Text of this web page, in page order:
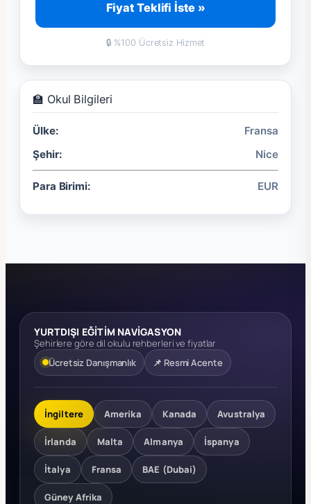
Fiyat Teklifi İste »
🔒 %100 Ücretsiz Hizmet
🏫 Okul Bilgileri
Ülke:
Fransa
Şehir:
Nice
Para Birimi: EUR
YURTDIŞI EĞİTİM NAVİGASYON
Şehirlere göre dil okulu rehberleri ve fiyatlar
Ücretsiz Danışmanlık
📌 Resmi Acente
İngiltere Amerika Kanada Avustralya
İrlanda Malta Almanya İspanya
İtalya Fransa BAE (Dubai)
Güney Afrika